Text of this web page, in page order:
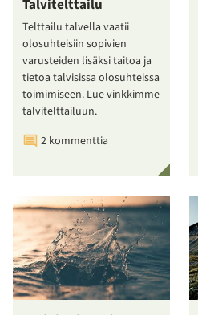
Talvitelttailu
Telttailu talvella vaatii
olosuhteisiin sopivien
varusteiden lisäksi taitoa ja
tietoa talvisissa olosuhteissa
toimimiseen. Lue vinkkimme
talvitelttailuun.
2 kommenttia